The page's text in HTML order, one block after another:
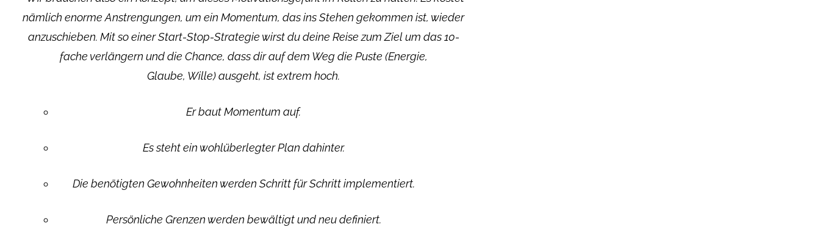
nämlich enorme Anstrengungen, um ein Momentum, das ins Stehen gekommen ist, wieder
anzuschieben. Mit so einer Start-Stop-Strategie wirst du deine Reise zum Ziel um das 10-
fache verlängern und die Chance, dass dir auf dem Weg die Puste (Energie,
Glaube, Wille) ausgeht, ist extrem hoch.
Er baut Momentum auf.
Es steht ein wohlüberlegter Plan dahinter.
Die benötigten Gewohnheiten werden Schritt für Schritt implementiert.
Persönliche Grenzen werden bewältigt und neu definiert.